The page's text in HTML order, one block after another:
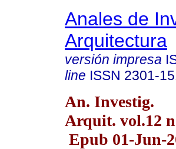
Anales de
Arquitectura
versión impresa
line ISSN 2301-
An. Investig.
Arquit. vol.12
Epub 01-Jun-